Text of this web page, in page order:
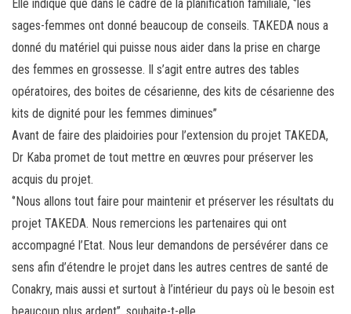
Elle indique que dans le cadre de la planification familiale, ‘’les
sages-femmes ont donné beaucoup de conseils. TAKEDA nous a
donné du matériel qui puisse nous aider dans la prise en charge
des femmes en grossesse. Il s’agit entre autres des tables
opératoires, des boites de césarienne, des kits de césarienne des
kits de dignité pour les femmes diminues’’
Avant de faire des plaidoiries pour l’extension du projet TAKEDA,
Dr Kaba promet de tout mettre en œuvres pour préserver les
acquis du projet.
‘’Nous allons tout faire pour maintenir et préserver les résultats du
projet TAKEDA. Nous remercions les partenaires qui ont
accompagné l’Etat. Nous leur demandons de persévérer dans ce
sens afin d’étendre le projet dans les autres centres de santé de
Conakry, mais aussi et surtout à l’intérieur du pays où le besoin est